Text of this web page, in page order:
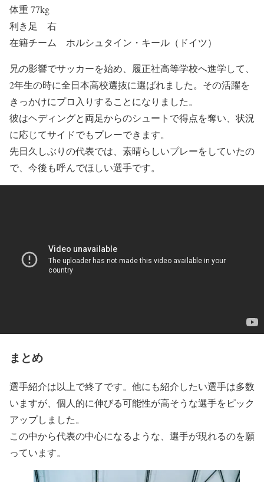
体重 77kg
利き足 右
在籍チーム ホルシュタイン・キール（ドイツ）
兄の影響でサッカーを始め、履正社高等学校へ進学して、
2年生の時に全日本高校選抜に選ばれました。その活躍を
きっかけにプロ入りすることになりました。
彼はヘディングと両足からのシュートで得点を奪い、状況
に応じてサイドでもプレーできます。
先日久しぶりの代表では、素晴らしいプレーをしていたの
で、今後も呼んでほしい選手です。
まとめ
選手紹介は以上で終了です。他にも紹介したい選手は多数
いますが、個人的に伸びる可能性が高そうな選手をピック
アップしました。
この中から代表の中心になるような、選手が現れるのを願
っています。